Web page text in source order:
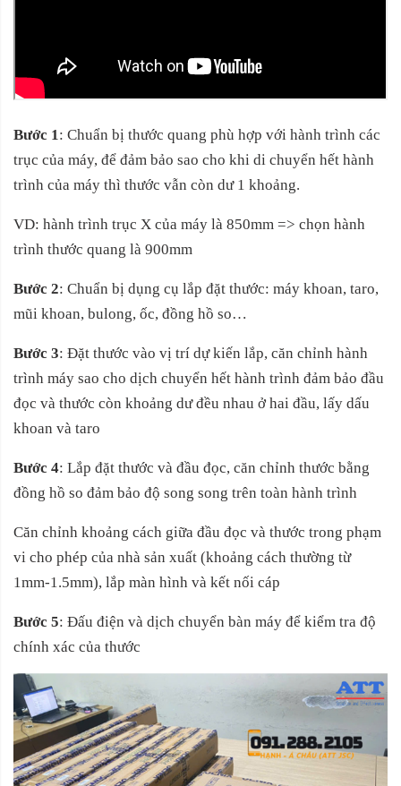
Bước 1: Chuẩn bị thước quang phù hợp với hành trình các
trục của máy, để đảm bảo sao cho khi di chuyển hết hành
trình của máy thì thước vẫn còn dư 1 khoảng.
VD: hành trình trục X của máy là 850mm => chọn hành
trình thước quang là 900mm
Bước 2: Chuẩn bị dụng cụ lắp đặt thước: máy khoan, taro,
mũi khoan, bulong, ốc, đồng hồ so…
Bước 3: Đặt thước vào vị trí dự kiến lắp, căn chỉnh hành
trình máy sao cho dịch chuyển hết hành trình đảm bảo đầu
đọc và thước còn khoảng dư đều nhau ở hai đầu, lấy dấu
khoan và taro
Bước 4: Lắp đặt thước và đầu đọc, căn chỉnh thước bằng
đồng hồ so đảm bảo độ song song trên toàn hành trình
Căn chỉnh khoảng cách giữa đầu đọc và thước trong phạm
vi cho phép của nhà sản xuất (khoảng cách thường từ
1mm-1.5mm), lắp màn hình và kết nối cáp
Bước 5: Đấu điện và dịch chuyển bàn máy để kiểm tra độ
chính xác của thước